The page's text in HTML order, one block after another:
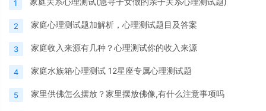
1
2 家庭心理测试题加解析，心理测试题目及答案
3 家庭收入来源有几种？心理测试你的收入来源
4 家庭水族箱心理测试 12星座专属心理测试题
5 家里供佛怎么摆放？家里摆放佛像,有什么注意事项吗